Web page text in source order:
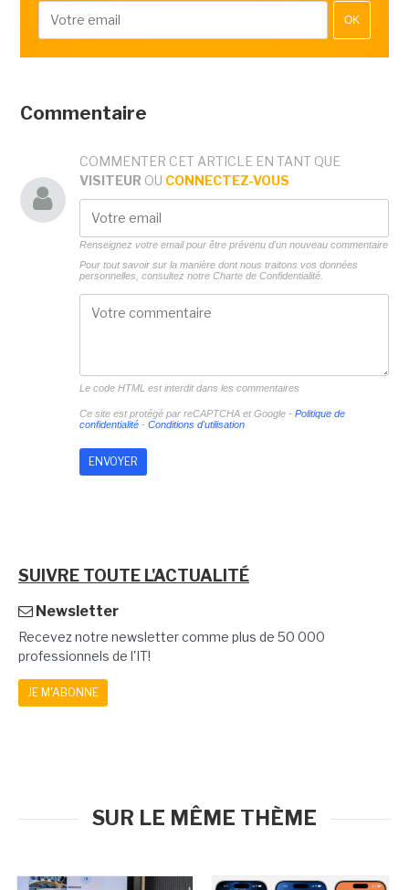
OK
Commentaire
COMMENTER CET ARTICLE EN TANT QUE
VISITEUR OU CONNECTEZ-VOUS
Renseignez votre email pour être prévenu d'un nouveau commentaire
Pour tout savoir sur la manière dont nous traitons vos données
personnelles, consultez notre Charte de Confidentialité.
Le code HTML est interdit dans les commentaires
Ce site est protégé par reCAPTCHA et Google - Politique de
confidentialité- Conditions d'utilisation
SUIVRE TOUTE L'ACTUALITÉ
Newsletter
Recevez notre newsletter comme plus de 50 000
professionnels de l'IT!
JE M'ABONNE
SUR LE MÊME THÈME